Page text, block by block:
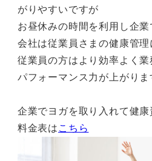
がりやすいですが
お昼休みの時間を利用し企
会社は従業員さまの健康管理
従業員の方はより効率よく
パフォーマンス力が上がりま
企業でヨガを取り入れて健康
料金表は こちら